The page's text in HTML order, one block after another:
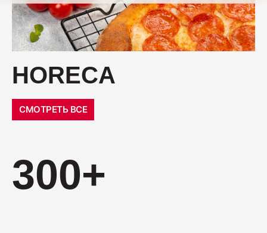
HORECA
СМОТРЕТЬ ВСЕ
300+